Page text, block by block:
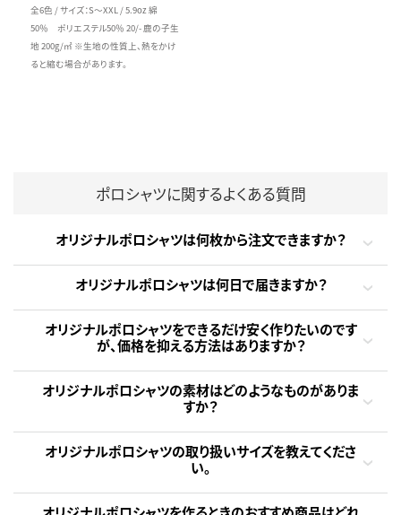
全6色 / サイズ：S～XXL / 5.9oz 綿
50％ ポリエステル50％ 20/- 鹿の子生
地 200g/㎡ ※生地の性質上、熱をかけ
ると縮む場合があります。
ポロシャツに関するよくある質問
オリジナルポロシャツは何枚から注文できますか？
オリジナルポロシャツは何日で届きますか？
オリジナルポロシャツをできるだけ安く作りたいのです
が、価格を抑える方法はありますか？
オリジナルポロシャツの素材はどのようなものがありま
すか？
オリジナルポロシャツの取り扱いサイズを教えてくださ
い。